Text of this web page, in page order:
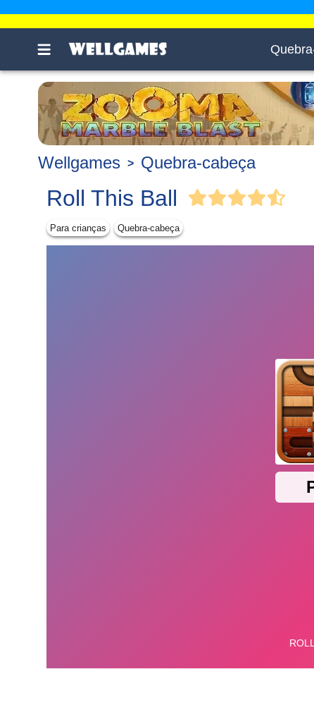
Wellgames Quebra-cabeça
Roll This Ball
Para crianças Quebra-cabeça